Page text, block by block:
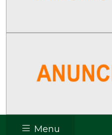
Menu